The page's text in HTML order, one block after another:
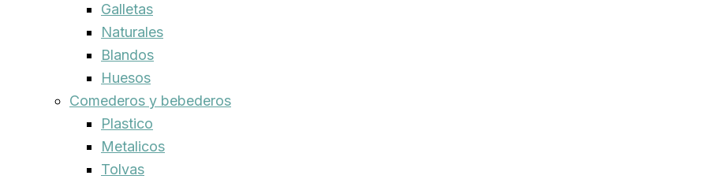
Galletas
Naturales
Blandos
Huesos
Comederos y bebederos
Plastico
Metalicos
Tolvas